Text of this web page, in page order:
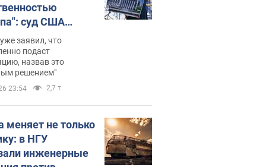
суд США
зала
400 млн
заявил, что
подаст
назвав это
решением"
23:54 2,7 т.
меняет не только
в НГУ
инженерные